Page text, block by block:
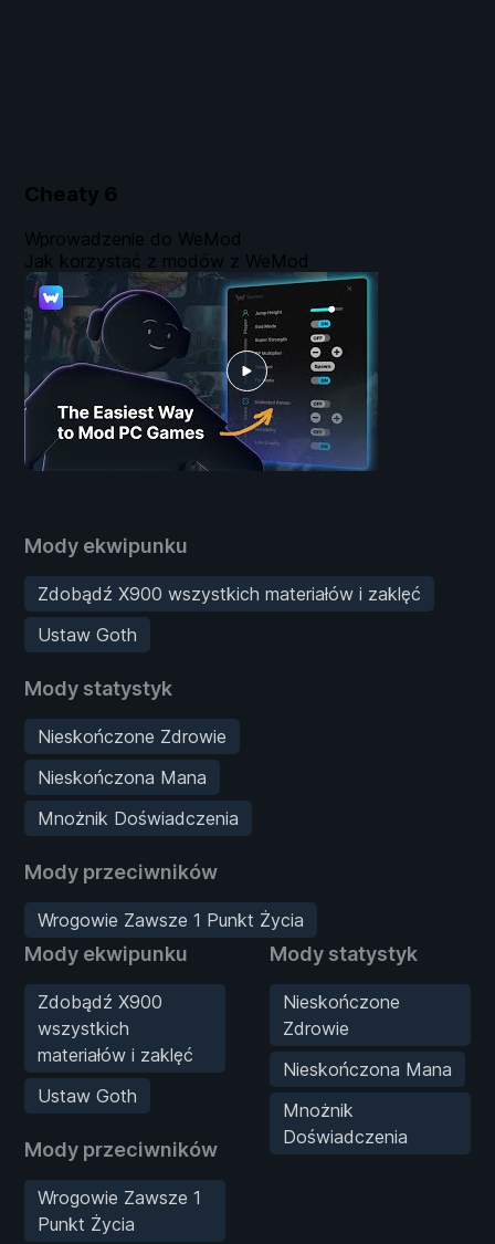
Cheaty 6
Mody ekwipunku
Zdobądź X900 wszystkich materiałów i zaklęć
Ustaw Goth
Mody statystyk
Nieskończone Zdrowie
Nieskończona Mana
Mnożnik Doświadczenia
Mody przeciwników
Wrogowie Zawsze 1 Punkt Życia
Mody ekwipunku
Zdobądź X900
wszystkich
materiałów i zaklęć
Ustaw Goth
Mody przeciwników
Wrogowie Zawsze 1
Punkt Życia
Mody statystyk
Nieskończone
Zdrowie
Nieskończona Mana
Mnożnik
Doświadczenia
Wprowadzenie do WeMod
Jak korzystać z modów z WeMod